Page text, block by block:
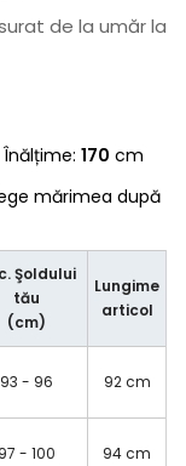
de la umăr la
Înălțime: 170 cm
mărimea după
Şoldului
tău
(cm)
Lungime
articol
93 - 96 92 cm
97 - 100 94 cm